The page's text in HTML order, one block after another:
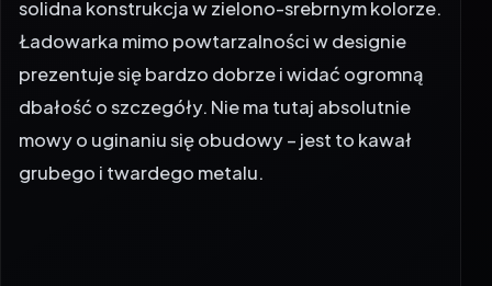
Ładowarka mimo powtarzalności w designie
prezentuje się bardzo dobrze i widać ogromną
dbałość o szczegóły. Nie ma tutaj absolutnie
mowy o uginaniu się obudowy – jest to kawał
grubego i twardego metalu.